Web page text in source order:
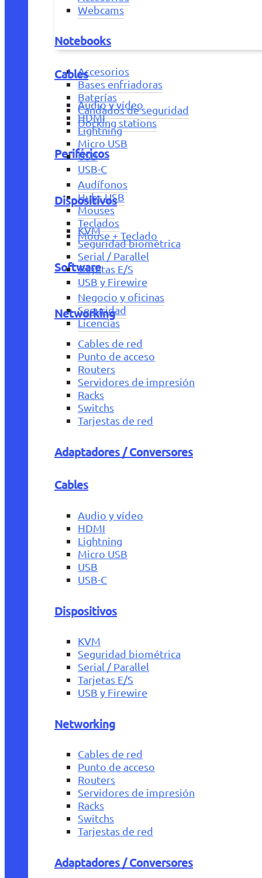
Webcams
Notebooks
Accesorios
Bases enfriadoras
Baterías
Candados de seguridad
Docking stations
Periféricos
Audífonos
Hubs USB
Mouses
Teclados
Mouse + Teclado
Software
Negocio y oficinas
Seguridad
Licencias
Cables
Audio y vídeo
HDMI
Lightning
Micro USB
USB
USB-C
Dispositivos
KVM
Seguridad biométrica
Serial / Parallel
Tarjetas E/S
USB y Firewire
Networking
Cables de red
Punto de acceso
Routers
Servidores de impresión
Racks
Switchs
Tarjestas de red
Adaptadores / Conversores
Cables
Audio y vídeo
HDMI
Lightning
Micro USB
USB
USB-C
Dispositivos
KVM
Seguridad biométrica
Serial / Parallel
Tarjetas E/S
USB y Firewire
Networking
Cables de red
Punto de acceso
Routers
Servidores de impresión
Racks
Switchs
Tarjestas de red
Adaptadores / Conversores